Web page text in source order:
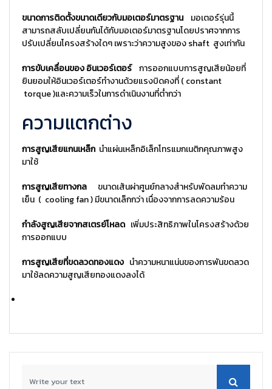
ขนาดการติดตั้งขนาดเดียวกับมอเตอร์มาตรฐาน
มอเตอร์รุ่นนี้
สามารถสลับเปลี่ยนกันได้กับมอเตอร์มาตรฐานโดยปราศจากการ
ปรับเปลี่ยนโครงสร้างใดๆ เพราะว่าความสูงของ shaft สูงเท่ากัน
การขับเคลื่อนของ อินเวอร์เตอร์ การออกแบบการสูญเสียน้อยที่
ยินยอมให้อินเวอร์เตอร์ทำงานด้วยแรงบิดคงที่ ( constant
torque )และความเร็วในการดำเนินงานที่ต่ำกว่า
ความแตกต่าง
การสูญเสียแกนเหล็ก นำแผ่นเหล็กอิเล็กโทรแมกเนติกคุณภาพสูง
มาใช้
การสูญเสียทางกล
ขนาดเส้นผ่าศูนย์กลางสำหรับพัดลมทำความ
เย็น ( cooling fan ) มีขนาดเล็กกว่า เนื่องจากการลดความร้อน
กำลังสูญเสียจากสเตรย์โหลด เพิ่มประสิทธิภาพในโครงสร้างด้วย
การออกแบบ
การสูญเสียที่ขดลวดทองแดง นำความหนาแน่นของการพันขดลวด
มาใช้ลดความสูญเสียทองแดงลงได้